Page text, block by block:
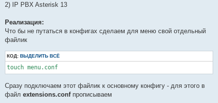
2) IP PBX Asterisk 13
Реализация:
Что бы не путаться в конфигах сделаем для меню свой отдельный
файлик
КОД: ВЫДЕЛИТЬ ВСЁ
Сразу подключаем этот файлик к основному конфигу - для этого в
файл extensions.confпрописываем